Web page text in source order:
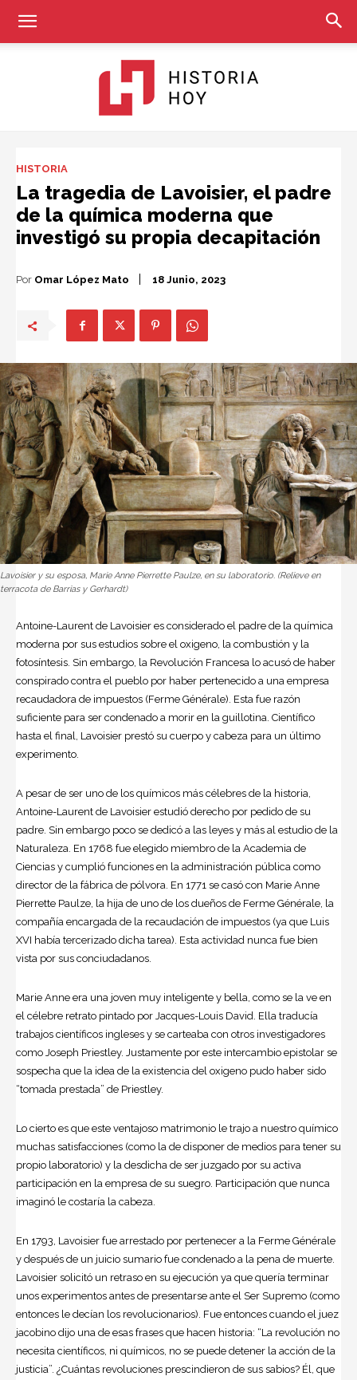
Hoy
HISTORIA
La tragedia de Lavoisier, el padre
de la química moderna que
investigó su propia decapitación
Por Omar López Mato 18 Junio, 2023
Lavoisier y su esposa, Marie Anne Pierrette Paulze, en su laboratorio. (Relieve en
terracota de Barrias y Gerhardt)
Antoine-Laurent de Lavoisier es considerado el padre de la química
moderna por sus estudios sobre el oxigeno, la combustión y la
fotosíntesis. Sin embargo, la Revolución Francesa lo acusó de haber
conspirado contra el pueblo por haber pertenecido a una empresa
recaudadora de impuestos (Ferme Générale). Esta fue razón
suficiente para ser condenado a morir en la guillotina. Científico
hasta el final, Lavoisier prestó su cuerpo y cabeza para un último
experimento.
A pesar de ser uno de los químicos más célebres de la historia,
Antoine-Laurent de Lavoisier estudió derecho por pedido de su
padre. Sin embargo poco se dedicó a las leyes y más al estudio de la
Naturaleza. En 1768 fue elegido miembro de la Academia de
Ciencias y cumplió funciones en la administración pública como
director de la fábrica de pólvora. En 1771 se casó con Marie Anne
Pierrette Paulze, la hija de uno de los dueños de Ferme Générale, la
compañía encargada de la recaudación de impuestos (ya que Luis
XVI había tercerizado dicha tarea). Esta actividad nunca fue bien
vista por sus conciudadanos.
Marie Anne era una joven muy inteligente y bella, como se la ve en
el célebre retrato pintado por Jacques-Louis David. Ella traducía
trabajos científicos ingleses y se carteaba con otros investigadores
como Joseph Priestley. Justamente por este intercambio epistolar se
sospecha que la idea de la existencia del oxigeno pudo haber sido
“tomada prestada” de Priestley.
Lo cierto es que este ventajoso matrimonio le trajo a nuestro químico
muchas satisfacciones (como la de disponer de medios para tener su
propio laboratorio) y la desdicha de ser juzgado por su activa
participación en la empresa de su suegro. Participación que nunca
imaginó le costaría la cabeza.
En 1793, Lavoisier fue arrestado por pertenecer a la Ferme Générale
y después de un juicio sumario fue condenado a la pena de muerte.
Lavoisier solicitó un retraso en su ejecución ya que quería terminar
unos experimentos antes de presentarse ante el Ser Supremo (como
entonces le decían los revolucionarios). Fue entonces cuando el juez
jacobino dijo una de esas frases que hacen historia: “La revolución no
necesita científicos, ni químicos, no se puede detener la acción de la
justicia”. ¿Cuántas revoluciones prescindieron de sus sabios? Él, que